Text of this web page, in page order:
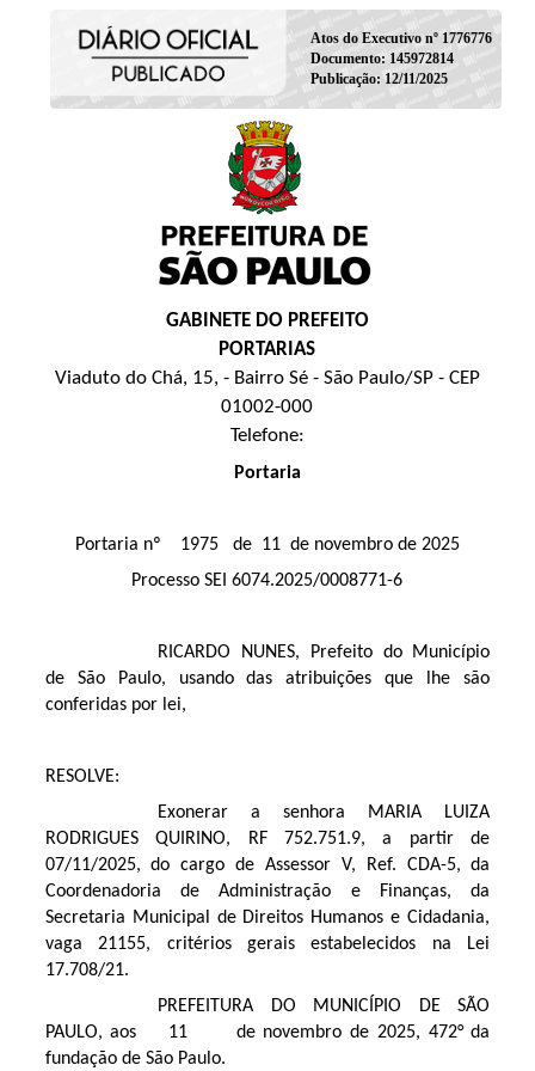
Atos do Executivo nº 1776776
Documento: 145972814
Publicação: 12/11/2025
GABINETE DO PREFEITO
PORTARIAS
Viaduto do Chá, 15, - Bairro Sé - São Paulo/SP - CEP
01002-000
Telefone:
Portaria
Portaria nº 1975 de 11 de novembro de 2025
Processo SEI 6074.2025/0008771-6
RICARDO NUNES, Prefeito do Município
de São Paulo, usando das atribuições que lhe são
conferidas por lei,
RESOLVE:
Exonerar a senhora MARIA LUIZA
RODRIGUES QUIRINO, RF 752.751.9, a partir de
07/11/2025, do cargo de Assessor V, Ref. CDA-5, da
Coordenadoria de Administração e Finanças, da
Secretaria Municipal de Direitos Humanos e Cidadania,
vaga 21155, critérios gerais estabelecidos na Lei
17.708/21.
PREFEITURA DO MUNICÍPIO DE SÃO
PAULO, aos 11 de novembro de 2025, 472° da
fundação de São Paulo.